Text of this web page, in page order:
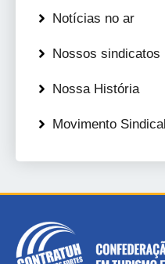
Notícias no ar
Nossos sindicatos
Nossa História
Movimento Sindical